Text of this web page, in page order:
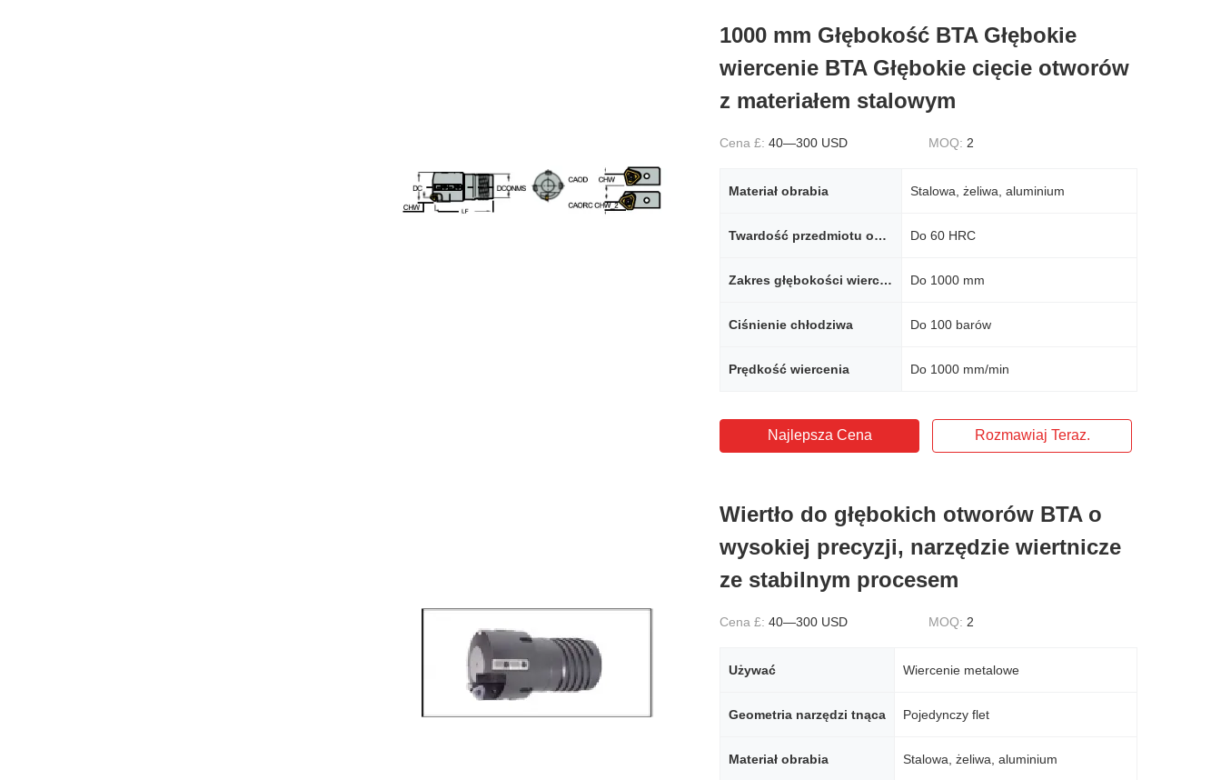
1000 mm Głębokość BTA Głębokie
wiercenie BTA Głębokie cięcie otworów
z materiałem stalowym
Cena £: 40—300 USD MOQ: 2
Materiał obrabia Stalowa, żeliwa, aluminium
Twardość przedmiotu obrabianego Do 60 HRC
Zakres głębokości wiercenia Do 1000 mm
Ciśnienie chłodziwa Do 100 barów
Prędkość wiercenia Do 1000 mm/min
Najlepsza Cena Rozmawiaj Teraz.
Wiertło do głębokich otworów BTA o
wysokiej precyzji, narzędzie wiertnicze
ze stabilnym procesem
Cena £: 40—300 USD MOQ: 2
Używać Wiercenie metalowe
Geometria narzędzi tnąca Pojedynczy flet
Materiał obrabia Stalowa, żeliwa, aluminium